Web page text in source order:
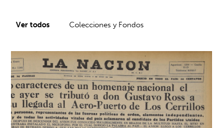
Ver todos Colecciones y Fondos